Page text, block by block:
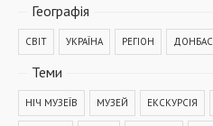
Географiя
СВІТ УКРАЇНА РЕГІОН ДОНБАС
Теми
НІЧ МУЗЕЇВ МУЗЕЙ ЕКСКУРСІЯ